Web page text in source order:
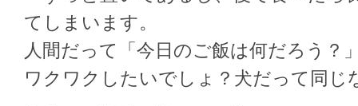
てしまいます。
人間だって「今日のご飯は何だろう？
ワクワクしたいでしょ？犬だって同じ